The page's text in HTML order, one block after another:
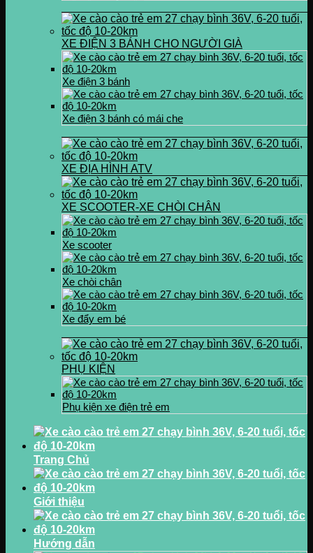
XE ĐIỆN 3 BÁNH CHO NGƯỜI GIÀ
Xe điện 3 bánh
Xe điện 3 bánh có mái che
XE ĐỊA HÌNH ATV
XE SCOOTER-XE CHÒI CHÂN
Xe scooter
Xe chòi chân
Xe đẩy em bé
PHỤ KIỆN
Phụ kiện xe điện trẻ em
Trang Chủ
Giới thiệu
Hướng dẫn